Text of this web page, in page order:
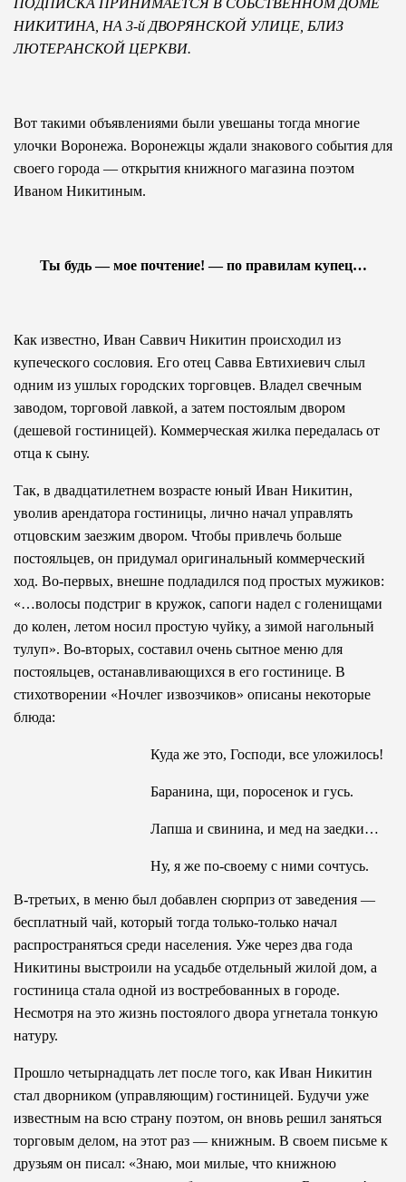
ПОДПИСКА ПРИНИМАЕТСЯ В СОБСТВЕННОМ ДОМЕ
НИКИТИНА, НА 3-й ДВОРЯНСКОЙ УЛИЦЕ, БЛИЗ
ЛЮТЕРАН­СКОЙ ЦЕРКВИ.
Вот такими объявлениями были увешаны тогда многие
улочки Воронежа. Воронежцы ждали знакового события для
своего города — открытия книжного магазина поэтом
Иваном Никитиным.
Ты будь — мое почтение! —по правилам купец…
Как известно, Иван Саввич Никитин происходил из
купеческого сословия. Его отец Савва Евтихиевич слыл
одним из ушлых городских торговцев. Владел свечным
заводом, торговой лавкой, а затем постоялым двором
(дешевой гостиницей). Коммерческая жилка передалась от
отца к сыну.
Так, в двадцатилетнем возрасте юный Иван Никитин,
уволив арендатора гостиницы, лично начал управлять
отцовским заезжим двором. Чтобы привлечь больше
постояльцев, он придумал оригинальный коммерческий
ход. Во-первых, внешне подладился под простых мужиков:
«…волосы подстриг в кружок, сапоги надел с голенищами
до колен, летом носил простую чуйку, а зимой нагольный
тулуп». Во-вторых, составил очень сытное меню для
постояльцев, останавливающихся в его гостинице. В
стихотворении «Ночлег извозчиков» описаны некоторые
блюда:
Куда же это, Господи, все уложилось!
Баранина, щи, поросенок и гусь.
Лапша и свинина, и мед на заедки…
Ну, я же по-своему с ними сочтусь.
В-третьих, в меню был добавлен сюрприз от заведения —
бесплатный чай, который тогда только-только начал
распространяться среди населения. Уже через два года
Никитины выстроили на усадьбе отдельный жилой дом, а
гостиница стала одной из востребованных в городе.
Несмотря на это жизнь постоялого двора угнетала тонкую
натуру.
Прошло четырнадцать лет после того, как Иван Никитин
стал дворником (управляющим) гостиницей. Будучи уже
известным на всю страну поэтом, он вновь решил заняться
торговым делом, на этот раз — книжным. В своем письме к
друзьям он писал: «Знаю, мои милые, что книжною